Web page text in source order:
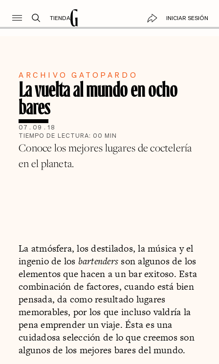
TIENDA INICIAR SESIÓN
ARCHIVO GATOPARDO
La vuelta al mundo en ocho
bares
07 . 09 . 18
TIEMPO DE LECTURA: 00 MIN
Conoce los mejores lugares de coctelería
en el planeta.
La atmósfera, los destilados, la música y el
ingenio de los bartenders son algunos de los
elementos que hacen a un bar exitoso. Esta
combinación de factores, cuando está bien
pensada, da como resultado lugares
memorables, por los que incluso valdría la
pena emprender un viaje. Ésta es una
cuidadosa selección de lo que creemos son
algunos de los mejores bares del mundo.